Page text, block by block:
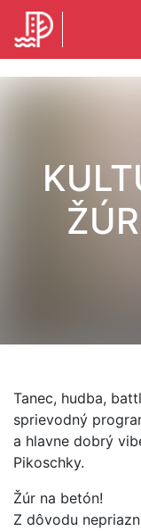
Tanec, hudba,
sprievodný
a hlavne dobrý
Pikoschky.
Žúr na betón!
Z dôvodu